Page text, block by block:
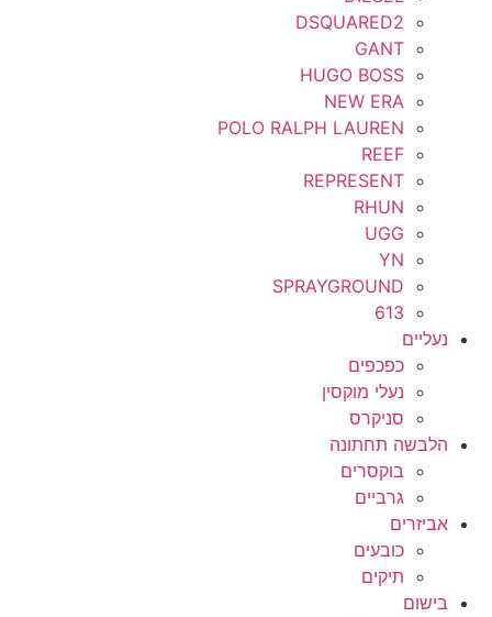
DSQUARED2
GANT
HUGO BOSS
NEW ERA
POLO RALPH LAUREN
REEF
REPRESENT
RHUN
UGG
YN
SPRAYGROUND
613
נעליים
כפכפים
נעלי מוקסין
סניקרס
הלבשה תחתונה
בוקסרים
גרביים
אביזרים
כובעים
תיקים
בישום